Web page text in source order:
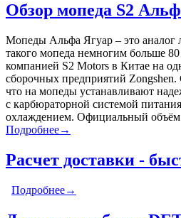
Обзор мопеда S2
Мопеды Альфа Ягуар – это аналог
такого мопеда немногим больше
компанией S2 Motors в Китае на
сборочных предприятий
что на мопеды устанавливают
с карбюраторной системой
охлаждением. Официальный объём
Подробнее→
Расчет доставки -
Подробнее→